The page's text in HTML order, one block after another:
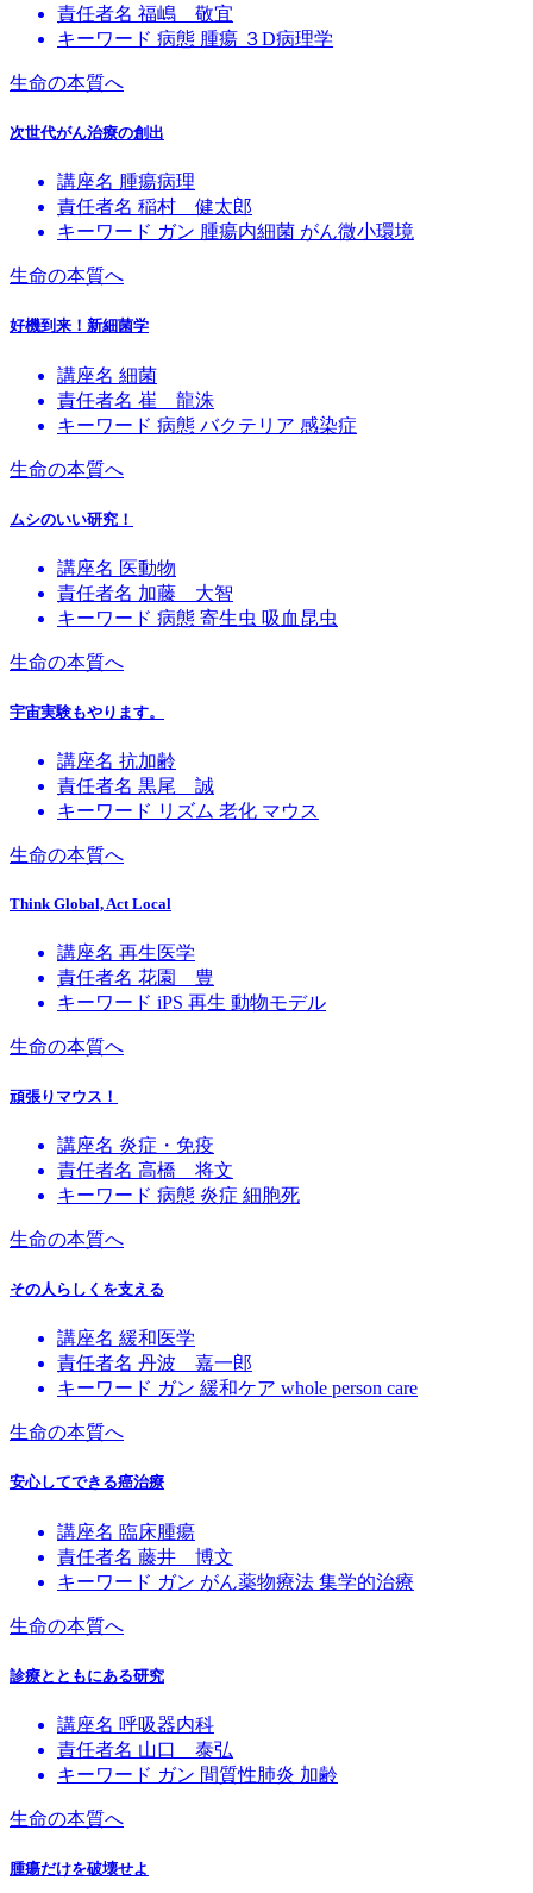
責任者名 福嶋 敬宜
キーワード 病態 腫瘍 ３D病理学
生命の本質へ
次世代がん治療の創出
講座名 腫瘍病理
責任者名 稲村 健太郎
キーワード ガン 腫瘍内細菌 がん微小環境
生命の本質へ
好機到来！新細菌学
講座名 細菌
責任者名 崔 龍洙
キーワード 病態 バクテリア 感染症
生命の本質へ
ムシのいい研究！
講座名 医動物
責任者名 加藤 大智
キーワード 病態 寄生虫 吸血昆虫
生命の本質へ
宇宙実験もやります。
講座名 抗加齢
責任者名 黒尾 誠
キーワード リズム 老化 マウス
生命の本質へ
Think Global, Act Local
講座名 再生医学
責任者名 花園 豊
キーワード iPS 再生 動物モデル
生命の本質へ
頑張りマウス！
講座名 炎症・免疫
責任者名 高橋 将文
キーワード 病態 炎症 細胞死
生命の本質へ
その人らしくを支える
講座名 緩和医学
責任者名 丹波 嘉一郎
キーワード ガン 緩和ケア whole person care
生命の本質へ
安心してできる癌治療
講座名 臨床腫瘍
責任者名 藤井 博文
キーワード ガン がん薬物療法 集学的治療
生命の本質へ
診療とともにある研究
講座名 呼吸器内科
責任者名 山口 泰弘
キーワード ガン 間質性肺炎 加齢
生命の本質へ
腫瘍だけを破壊せよ